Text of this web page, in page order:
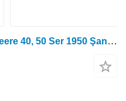
Tekerlekli traktör için John Deere 40, 50 Ser 1950 Şanzıman Hi Lo Debriyaj Dişlisi Al40806; Al4 AL40806